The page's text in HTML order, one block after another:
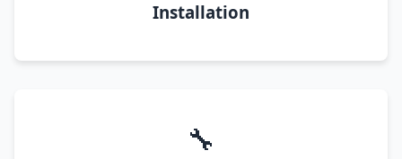
Installation
🔧